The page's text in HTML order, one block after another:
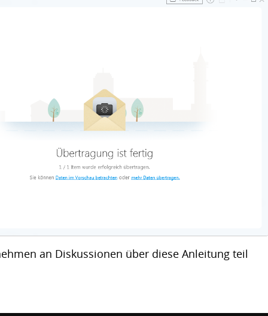
an Diskussionen über diese Anleitung teil